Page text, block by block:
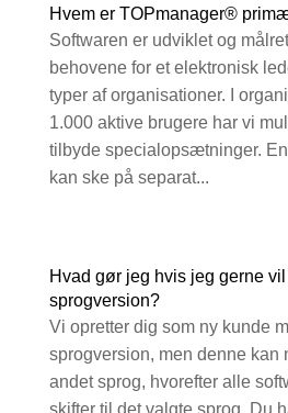
Hvem er TOPmanager®
Softwaren er udviklet og
behovene for et elektronisk
typer af organisationer. I
1.000 aktive brugere har vi
tilbyde specialopsætninger.
kan ske på separat...
Hvad gør jeg hvis jeg gerne
sprogversion?
Vi opretter dig som ny kunde
sprogversion, men denne kan
andet sprog, hvorefter alle